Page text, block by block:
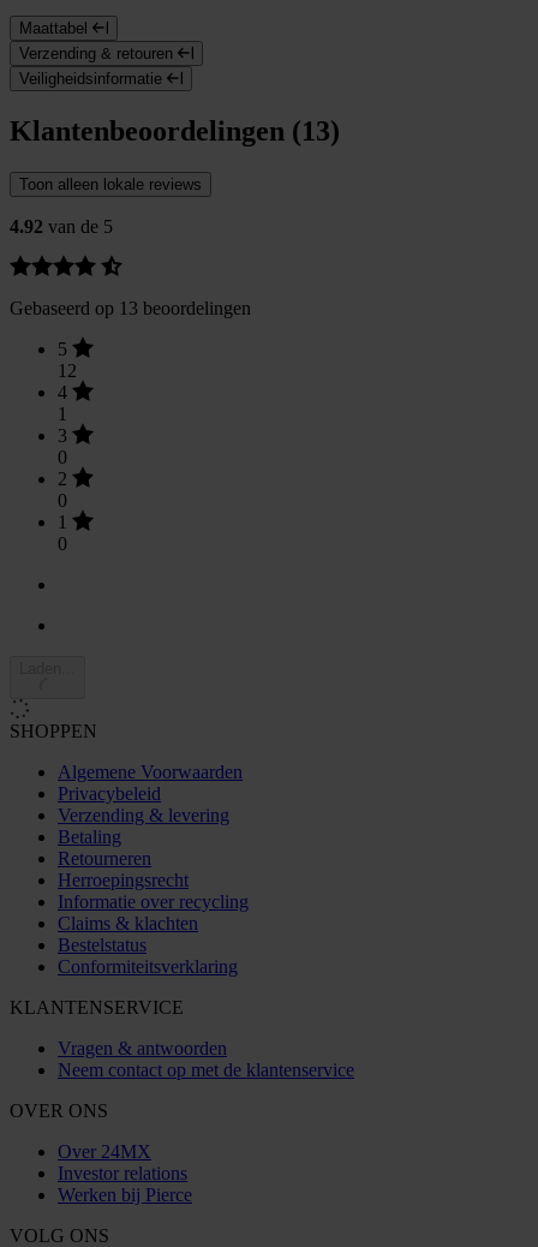
Maattabel
Verzending & retouren
Veiligheidsinformatie
Klantenbeoordelingen (13)
Toon alleen lokale reviews
4.92 van de 5
Gebaseerd op 13 beoordelingen
5
12
4
1
3
0
2
0
1
0
SHOPPEN
Algemene Voorwaarden
Privacybeleid
Verzending & levering
Betaling
Retourneren
Herroepingsrecht
Informatie over recycling
Claims & klachten
Bestelstatus
Conformiteitsverklaring
KLANTENSERVICE
Vragen & antwoorden
Neem contact op met de klantenservice
OVER ONS
Over 24MX
Investor relations
Werken bij Pierce
VOLG ONS